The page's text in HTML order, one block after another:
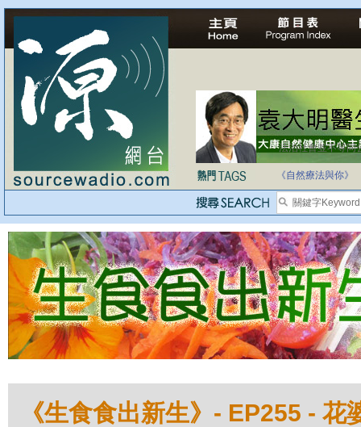
法治社會並不等同
自家教育合法化-
《自然療法與你》
《生食食出新生》- EP255 - 花